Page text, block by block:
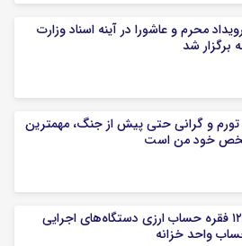
محرم و عاشورا در آینه اسناد وزارت
برگزار شد
تورم و گرانی حتی پیش از جنگ، مهمترین
خود من است
فعالیت ۱۲۴ فقره حساب ارزی دستگاه‌های اجرایی
واحد خزانه